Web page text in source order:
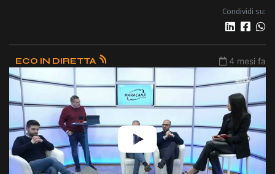
Condividi su:
ECO IN DIRETTA 4 mesi fa